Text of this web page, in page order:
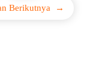
Berikutnya →